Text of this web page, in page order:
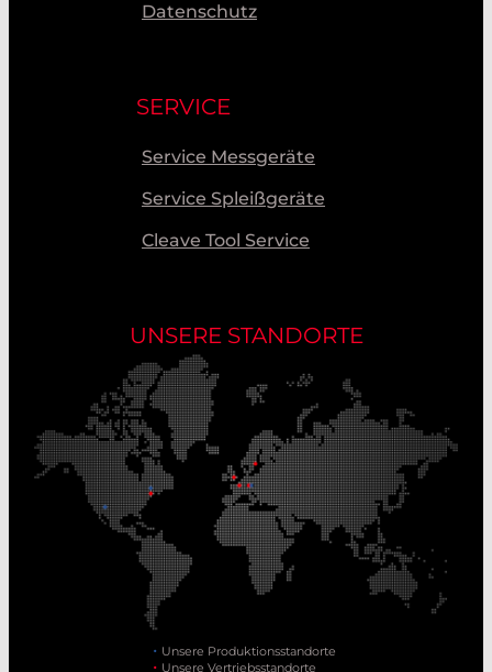
Datenschutz
SERVICE
Service Messgeräte
Service Spleißgeräte
Cleave Tool Service
UNSERE STANDORTE
Unsere Produktionsstandorte
Unsere Vertriebsstandorte